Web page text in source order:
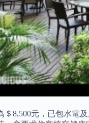
＄8,500元，已包水電